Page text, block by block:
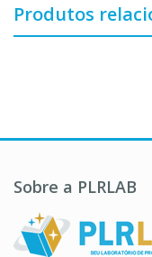
Produtos
Sobre a PLRLAB